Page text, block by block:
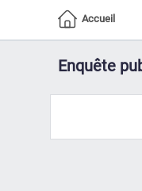
Accueil
Enquête